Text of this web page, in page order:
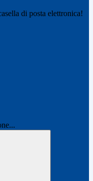
di posta elettronica!